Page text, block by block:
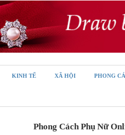
KINH TẾ XÃ HỘI PHONG
Phong Cách Phụ Nữ